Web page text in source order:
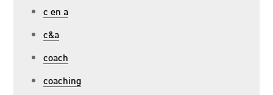
c en a
c&a
coach
coaching